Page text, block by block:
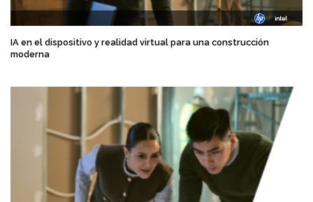
IA en el dispositivo y realidad virtual para una construcción
moderna